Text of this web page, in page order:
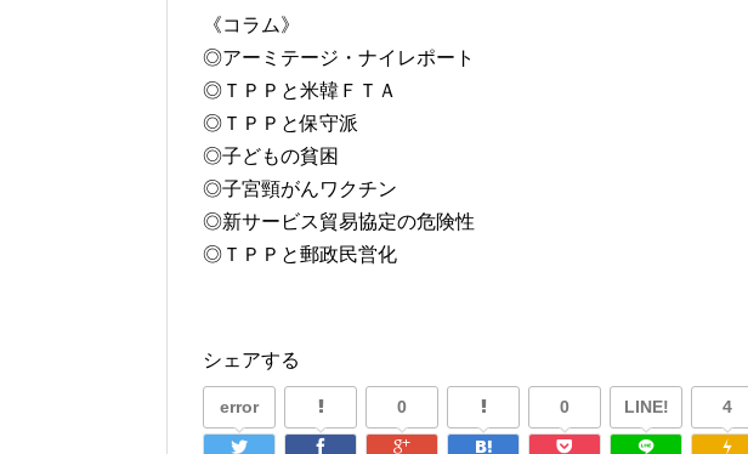
《コラム》
◎アーミテージ・ナイレポート
◎ＴＰＰと米韓ＦＴＡ
◎ＴＰＰと保守派
◎子どもの貧困
◎子宮頸がんワクチン
◎新サービス貿易協定の危険性
◎ＴＰＰと郵政民営化
シェアする
error 0 0 LINE! 4